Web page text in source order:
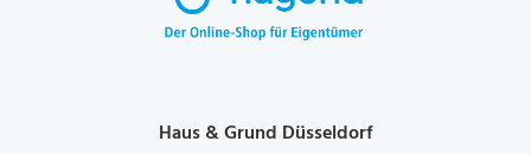
Haus & Grund Düsseldorf